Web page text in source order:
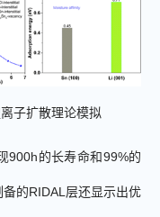
子扩散理论模拟
900h的长寿命和99%的
备的RIDAL 层还显示出优